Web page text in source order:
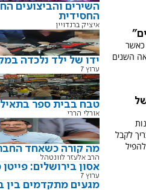
כאשר
השנים
לקבל
השירים והביצועים
החסידית
איציק ברנדויין
ידו של ילד נלכדה
ערוץ 7
טבח בבית ספר
אורלי הררי
מה קורה כשאחד
הרב אלעזר לוונטהל
אסון בירושלים:
ערוץ 7
מגעים מתקדמים בין